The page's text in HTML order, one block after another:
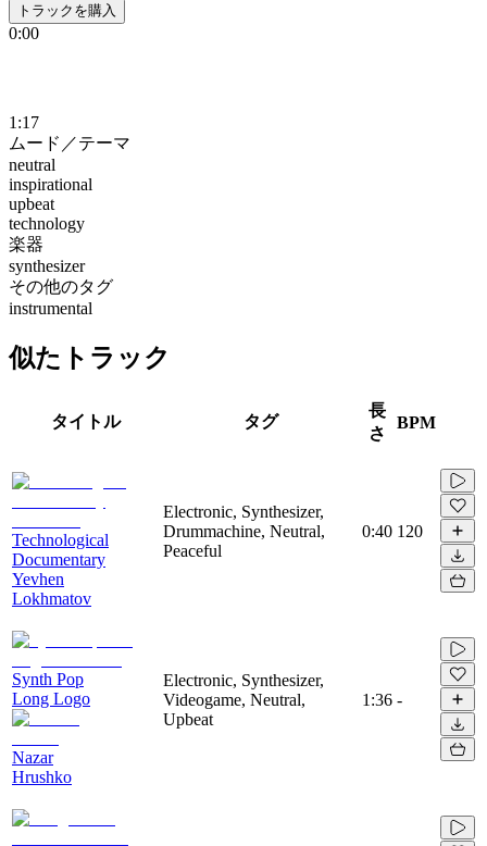
トラックを購入
0:00
1:17
ムード／テーマ
neutral
inspirational
upbeat
technology
楽器
synthesizer
その他のタグ
instrumental
似たトラック
タイトル タグ
長
さ
BPM
Technological
Documentary
Yevhen
Lokhmatov
Electronic, Synthesizer,
Drummachine, Neutral,
Peaceful
0:40 120
Synth Pop
Long Logo
Nazar
Hrushko
Electronic, Synthesizer,
Videogame, Neutral,
Upbeat
1:36 -